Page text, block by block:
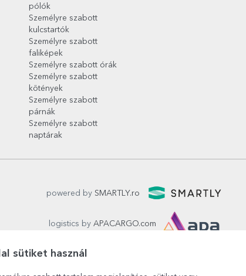
pólók
Személyre szabott
kulcstartók
Személyre szabott
faliképek
Személyre szabott órák
Személyre szabott
kötények
Személyre szabott
párnák
Személyre szabott
naptárak
powered by SMARTLY.ro
logistics byAPACARGO.com
sütiket használ